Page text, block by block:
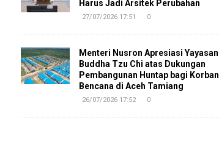
Harus Jadi Arsitek Perubahan
27/07/2026 17:51 0
Menteri Nusron Apresiasi Yayasan
Buddha Tzu Chi atas Dukungan
Pembangunan Huntap bagi Korban
Bencana di Aceh Tamiang
26/07/2026 17:52 0